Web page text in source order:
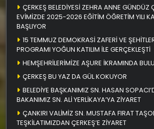
ÇERKEŞ BELEDİYESİ ZEHRA ANNE
EVİMİZDE 2025-2026 EĞİTİM ÖĞRETİM YILI
BAŞLIYOR
15 TEMMUZ DEMOKRASİ ZAFERİ VE
PROGRAMI YOĞUN KATILIM İLE GERÇEKLEŞTİ
HEMŞEHRİLERİMİZE AŞURE İKRAMINDA
ÇERKEŞ BU YAZ DA GÜL KOKUYOR
BELEDİYE BAŞKANIMIZ SN. HASAN
BAKANIMIZ SN. ALİ YERLİKAYA’YA ZİYARET
ÇANKIRI VALİMİZ SN. MUSTAFA FIRAT
TEŞKİLATIMIZDAN ÇERKEŞ’E ZİYARET